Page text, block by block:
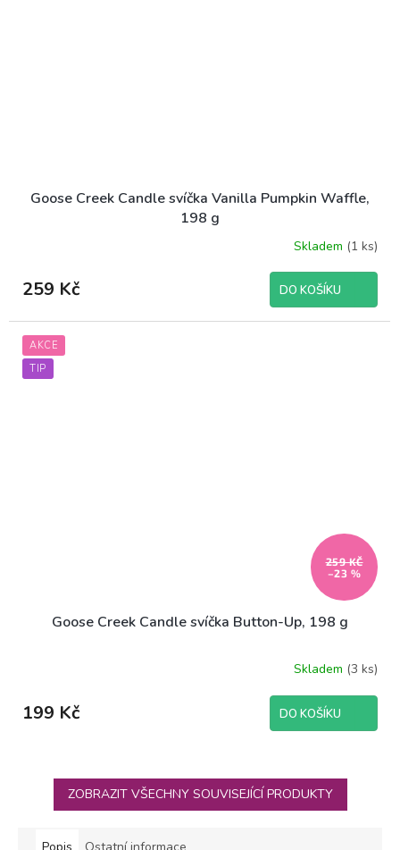
Goose Creek Candle svíčka Vanilla Pumpkin Waffle,
198 g
Skladem (1 ks)
259 Kč DO KOŠÍKU
AKCE
TIP
259 KČ
–23 %
Goose Creek Candle svíčka Button-Up, 198 g
Skladem (3 ks)
199 Kč DO KOŠÍKU
ZOBRAZIT VŠECHNY SOUVISEJÍCÍ PRODUKTY
Popis Ostatní informace